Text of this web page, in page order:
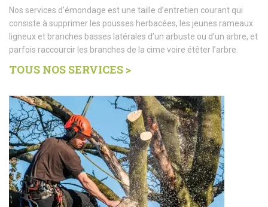
Nos services d’émondage est une taille d’entretien courant qui
consiste à supprimer les pousses herbacées, les jeunes rameaux
ligneux et branches basses latérales d’un arbuste ou d’un arbre, et
parfois raccourcir les branches de la cime voire étêter l’arbre.
TOUS NOS SERVICES >